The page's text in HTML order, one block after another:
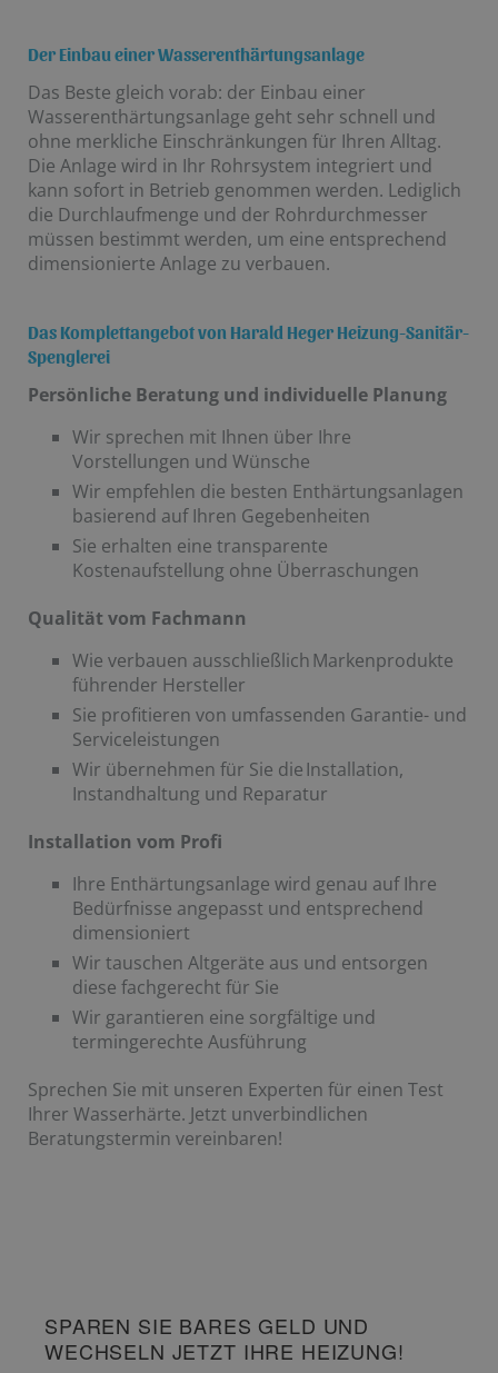
Der Einbau einer Wasserenthärtungsanlage
Das Beste gleich vorab: der Einbau einer
Wasserenthärtungsanlage geht sehr schnell und
ohne merkliche Einschränkungen für Ihren Alltag.
Die Anlage wird in Ihr Rohrsystem integriert und
kann sofort in Betrieb genommen werden. Lediglich
die Durchlaufmenge und der Rohrdurchmesser
müssen bestimmt werden, um eine entsprechend
dimensionierte Anlage zu verbauen.
Das Komplettangebot von Harald Heger Heizung-Sanitär-
Spenglerei
Persönliche Beratung und individuelle Planung
Wir sprechen mit Ihnen über Ihre
Vorstellungen und Wünsche
Wir empfehlen die besten Enthärtungsanlagen
basierend auf Ihren Gegebenheiten
Sie erhalten eine transparente
Kostenaufstellung ohne Überraschungen
Qualität vom Fachmann
Wie verbauen ausschließlich Markenprodukte
führender Hersteller
Sie profitieren von umfassenden Garantie- und
Serviceleistungen
Wir übernehmen für Sie die Installation,
Instandhaltung und Reparatur
Installation vom Profi
Ihre Enthärtungsanlage wird genau auf Ihre
Bedürfnisse angepasst und entsprechend
dimensioniert
Wir tauschen Altgeräte aus und entsorgen
diese fachgerecht für Sie
Wir garantieren eine sorgfältige und
termingerechte Ausführung
Sprechen Sie mit unseren Experten für einen Test
Ihrer Wasserhärte. Jetzt unverbindlichen
Beratungstermin vereinbaren!
SPAREN SIE BARES GELD UND
WECHSELN JETZT IHRE HEIZUNG!